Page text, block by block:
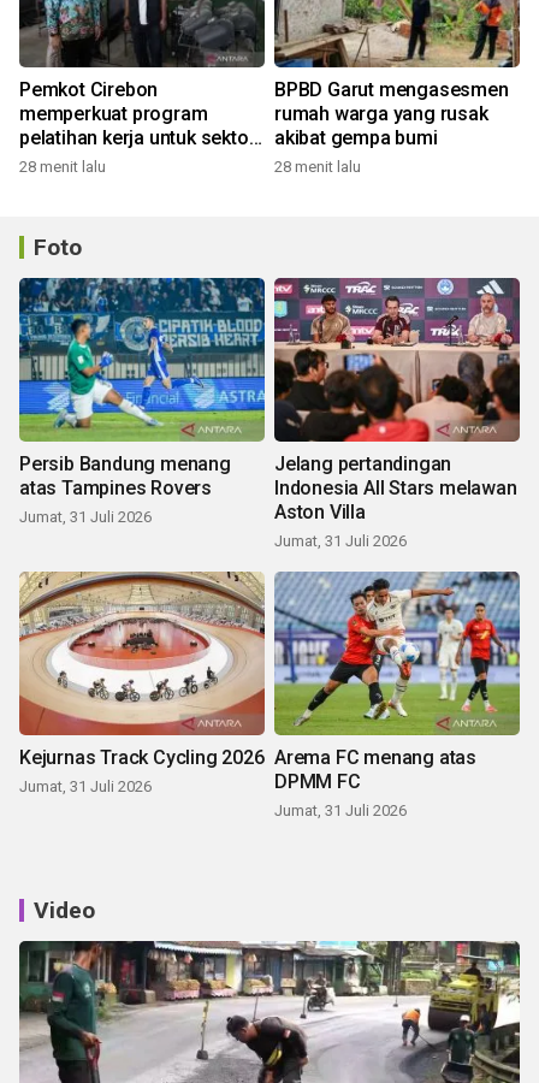
Pemkot Cirebon
memperkuat program
pelatihan kerja untuk sektor
industri
28 menit lalu
BPBD Garut mengasesmen
rumah warga yang rusak
akibat gempa bumi
28 menit lalu
Foto
Persib Bandung menang
atas Tampines Rovers
Jumat, 31 Juli 2026
Jelang pertandingan
Indonesia All Stars melawan
Aston Villa
Jumat, 31 Juli 2026
Kejurnas Track Cycling 2026
Jumat, 31 Juli 2026
Arema FC menang atas
DPMM FC
Jumat, 31 Juli 2026
Video